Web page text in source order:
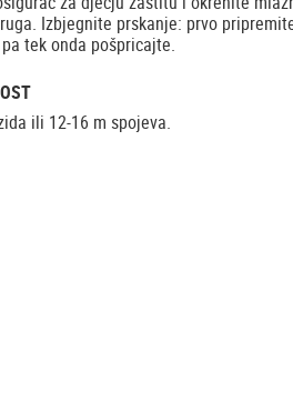
Izbjegnite prskanje: prvo
tek onda pošpricajte.
ili 12-16 m spojeva.